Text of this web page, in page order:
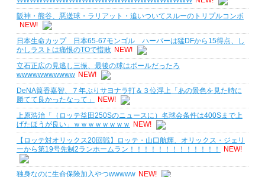
阪神・熊谷、悪送球・ラリアット・追いついてスルーのトリプルコンボ
NEW!
日本生命カップ 日本65-67モンゴル ハーパーは猛DFから15得点、し
かしラストは痛恨のTOで惜敗 NEW!
立石正広の見逃し三振、最後の球はボールだったろ
wwwwwwwwwww NEW!
DeNA筒香嘉智、７年ぶりサヨナラ打＆３位浮上「あの景色を見た時に
勝てて良かったなって」
NEW!
上原浩治「（ロッテ益田250Sのニュースに）名球会条件は400Sまで上
げたほうが良い」ｗｗｗｗｗｗｗｗ
NEW!
【ロッテ対オリックス20回戦】ロッテ・山口航輝、オリックス・ジェリ
ーから第19号先制2ランホームラン！！！！！！！！！！！！！
NEW!
独身なのに生命保険加入やつwwwww NEW!